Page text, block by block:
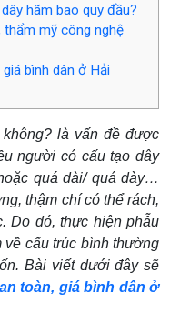
hãm bao quy đầu?
thẩm mỹ công nghệ
bình dân ở Hải
là vấn đề được
người có cấu tạo dây
quá dài/ quá dày…
thậm chí có thể rách,
Do đó, thực hiện phẫu
về cấu trúc bình thường
Bài viết dưới đây sẽ
toàn, giá bình dân ở